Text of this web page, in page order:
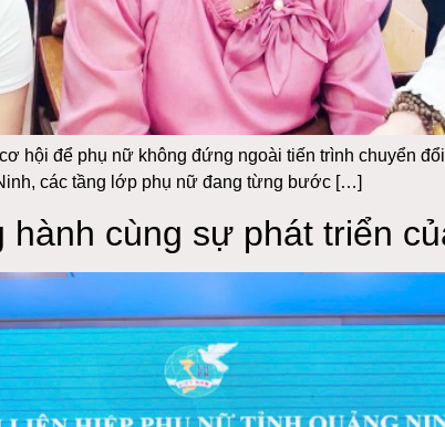
hội để phụ nữ không đứng ngoài tiến trình chuyển
các tầng lớp phụ nữ đang từng bước […]
cùng sự phát triển